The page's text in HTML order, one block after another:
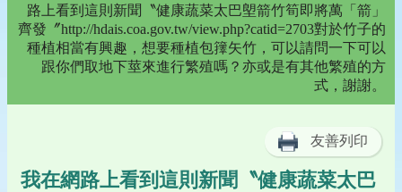
路上看到這則新聞〝健康蔬菜太巴塱箭竹筍即將萬「箭」
齊發〞http://hdais.coa.gov.tw/view.php?catid=2703對於竹子的
種植相當有興趣，想要種植包籜矢竹，可以請問一下可以
跟你們取地下莖來進行繁殖嗎？亦或是有其他繁殖的方
式，謝謝。
友善列印
我在網路上看到這則新聞〝健康蔬菜太巴